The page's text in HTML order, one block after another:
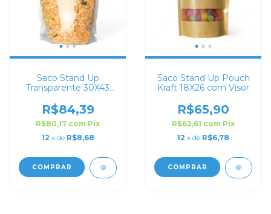
Saco Stand Up
Transparente 30X43
R$84,39
R$80,17 com Pix
12 x de R$8,68
COMPRAR
Saco Stand Up Pouch
Kraft 18X26 com Visor
R$65,90
R$62,61 com Pix
12 x de R$6,78
COMPRAR